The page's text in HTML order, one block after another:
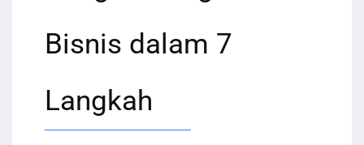
Bisnis dalam 7
Langkah